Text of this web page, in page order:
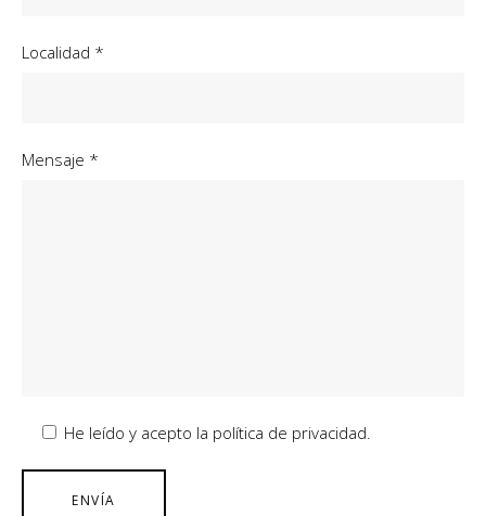
Localidad *
Mensaje *
He leído y acepto la política de privacidad.